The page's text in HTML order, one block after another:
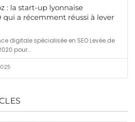
: la start-up lyonnaise
qui a récemment réussi à lever
digitale spécialisée en SEO Levée de
pour…